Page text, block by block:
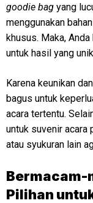
goodie bag yang
menggunakan
khusus. Maka,
untuk hasil yang
Karena keunikan
bagus untuk
acara tertentu.
untuk suvenir acara
atau syukuran lain
Bermacam-
Pilihan